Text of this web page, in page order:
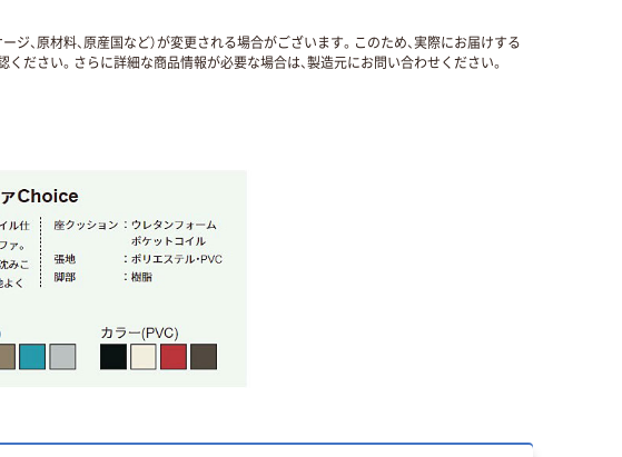
、原材料、原産国など）が変更される場合がございます。このため、実際にお届けする
ださい。さらに詳細な商品情報が必要な場合は、製造元にお問い合わせください。